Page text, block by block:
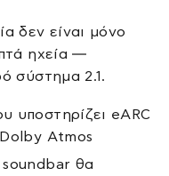
δεν είναι μόνο
ηχεία —
σύστημα 2.1.
υποστηρίζει eARC
Atmos
soundbar θα